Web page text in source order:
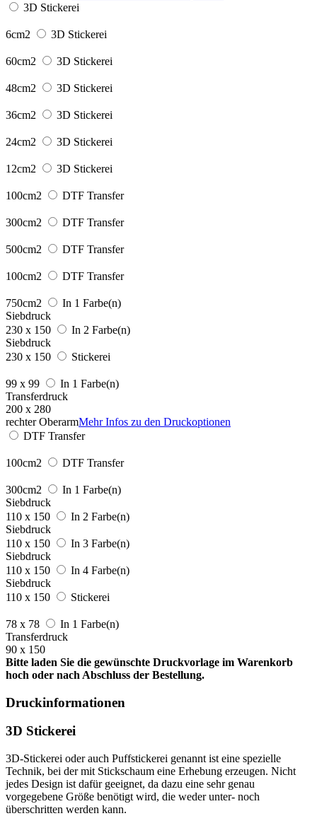
3D Stickerei
6cm2 3D Stickerei
60cm2 3D Stickerei
48cm2 3D Stickerei
36cm2 3D Stickerei
24cm2 3D Stickerei
12cm2 3D Stickerei
100cm2 DTF Transfer
300cm2 DTF Transfer
500cm2 DTF Transfer
100cm2 DTF Transfer
750cm2
In 1 Farbe(n)
Siebdruck
230 x 150
In 2 Farbe(n)
Siebdruck
230 x 150
Stickerei
99 x 99
In 1 Farbe(n)
Transferdruck
200 x 280
rechter OberarmMehr Infos zu den Druckoptionen
DTF Transfer
100cm2 DTF Transfer
300cm2
In 1 Farbe(n)
Siebdruck
110 x 150
In 2 Farbe(n)
Siebdruck
110 x 150
In 3 Farbe(n)
Siebdruck
110 x 150
In 4 Farbe(n)
Siebdruck
110 x 150
Stickerei
78 x 78
In 1 Farbe(n)
Transferdruck
90 x 150
Bitte laden Sie die gewünschte Druckvorlage im Warenkorb
hoch oder nach Abschluss der Bestellung.
Druckinformationen
3D Stickerei
3D-Stickerei oder auch Puffstickerei genannt ist eine spezielle
Technik, bei der mit Stickschaum eine Erhebung erzeugen. Nicht
jedes Design ist dafür geeignet, da dazu eine sehr genau
vorgegebene Größe benötigt wird, die weder unter- noch
überschritten werden kann.